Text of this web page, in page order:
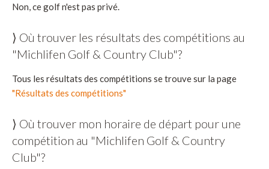
Non, ce golf n'est pas privé.
⟩ Où trouver les résultats des compétitions au
"Michlifen Golf & Country Club"?
Tous les résultats des compétitions se trouve sur la page
"Résultats des compétitions"
⟩ Où trouver mon horaire de départ pour une
compétition au "Michlifen Golf & Country
Club"?